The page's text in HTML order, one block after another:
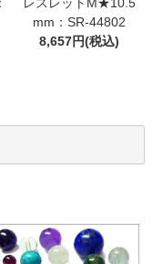
mm：SR-44802
8,657円(税込)